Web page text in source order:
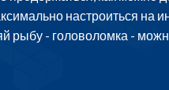
настроиться на
рыбу - головоломка -